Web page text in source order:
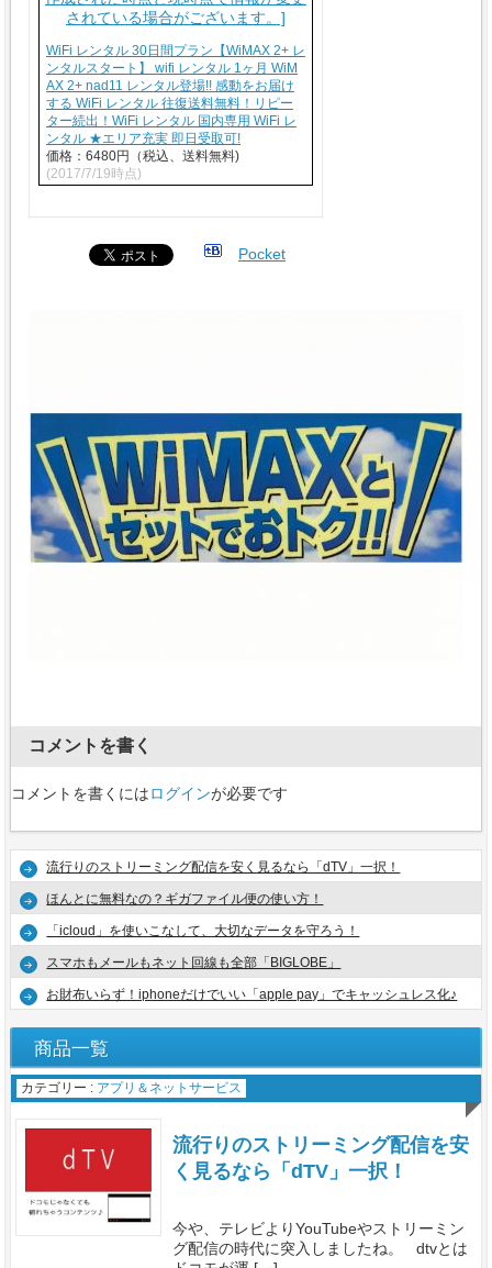
WiFi レンタル 30日間プラン【WiMAX 2+ レ
ンタルスタート】 wifi レンタル 1ヶ月 WiM
AX 2+ nad11 レンタル登場!! 感動をお届け
する WiFi レンタル 往復送料無料！リピー
ター続出！WiFi レンタル 国内専用 WiFi レ
ンタル ★エリア充実 即日受取可!
価格：6480円（税込、送料無料)
(2017/7/19時点)
Pocket
コメントを書く
コメントを書くにはログインが必要です
流行りのストリーミング配信を安く見るなら「dTV」一択！
ほんとに無料なの？ギガファイル便の使い方！
「icloud」を使いこなして、大切なデータを守ろう！
スマホもメールもネット回線も全部「BIGLOBE」
お財布いらず！iphoneだけでいい「apple pay」でキャッシュレス化♪
商品一覧
カテゴリー : アプリ＆ネットサービス
流行りのストリーミング配信を安
く見るなら「dTV」一択！
今や、テレビよりYouTubeやストリーミン
グ配信の時代に突入しましたね。 dtvとは